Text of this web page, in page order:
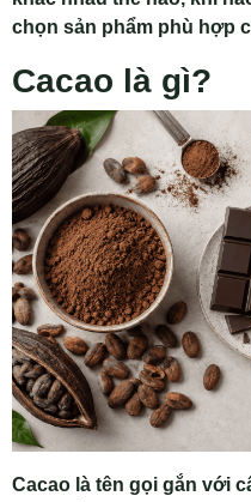
chọn sản phẩm phù hợp
Cacao là gì?
Cacao là tên gọi gắn với